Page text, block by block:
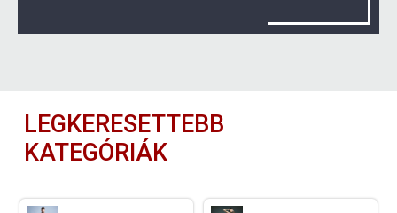
LEGKERESETTEBB
KATEGÓRIÁK